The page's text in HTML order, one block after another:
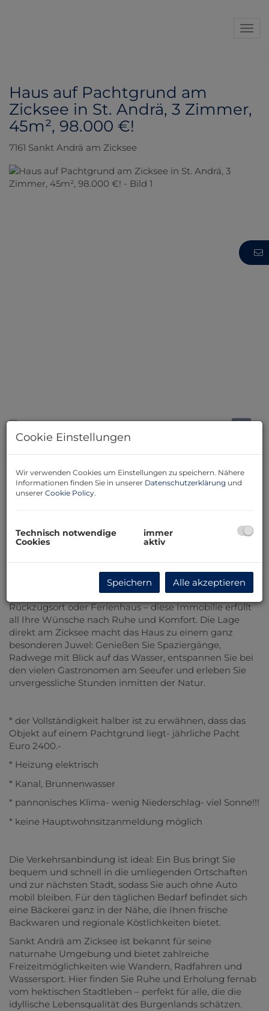
Haus auf Pachtgrund am
Zicksee in St. Andrä, 3 Zimmer,
45m², 98.000 €!
7161 Sankt Andrä am Zicksee
Beschreibung
Willkommen am wunderschönen Zicksee, in Sankt
Andrä am Zicksee, Burgenland! Diese Seeliegenschaft
Naturgenuss und einem gemütlichen Zuhause – und
das zu einem attraktiven Kaufpreis von nur 98.000
gut geschnittene Zimmer, die viel Platz für individuelle
Gestaltungsmöglichkeiten bieten. Ob als idyllischer
Rückzugsort oder Ferienhaus – diese Immobilie erfüllt
all Ihre Wünsche nach Ruhe und Komfort. Die Lage
direkt am Zicksee macht das Haus zu einem ganz
besonderen Juwel: Genießen Sie Spaziergänge,
Radwege mit Blick auf das Wasser, entspannen Sie bei
den vielen Gastronomen am Seeufer und erleben Sie
unvergessliche Stunden inmitten der Natur.
* der Vollständigkeit halber ist zu erwähnen, dass das
Objekt auf einem Pachtgrund liegt- jährliche Pacht
Euro 2400.-
* Heizung elektrisch
* Kanal, Brunnenwasser
* pannonisches Klima- wenig Niederschlag- viel Sonne!!!
* keine Hauptwohnsitzanmeldung möglich
Die Verkehrsanbindung ist ideal: Ein Bus bringt Sie
bequem und schnell in die umliegenden Ortschaften
und zur nächsten Stadt, sodass Sie auch ohne Auto
mobil bleiben. Für den täglichen Bedarf befindet sich
eine Bäckerei ganz in der Nähe, die Ihnen frische
Backwaren und regionale Köstlichkeiten bietet.
Sankt Andrä am Zicksee ist bekannt für seine
naturnahe Umgebung und bietet zahlreiche
Freizeitmöglichkeiten wie Wandern, Radfahren und
Wassersport. Hier finden Sie Ruhe und Erholung fernab
vom hektischen Stadtleben – perfekt für alle, die die
idyllische Lebensqualität des Burgenlands schätzen.
Cookie Einstellungen
Wir verwenden Cookies um Einstellungen zu speichern. Nähere
Informationen finden Sie in unserer Datenschutzerklärung und
unserer Cookie Policy.
Technisch notwendige
Cookies
immer
aktiv
Speichern Alle akzeptieren